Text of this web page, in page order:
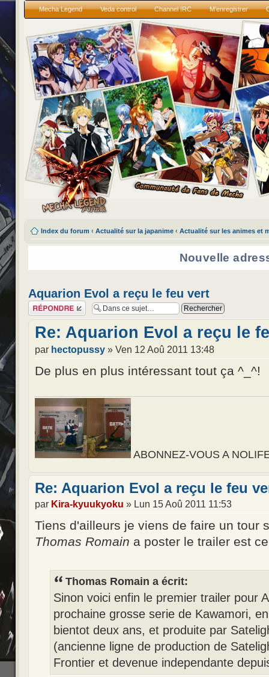
Mecha Legend Veda control Channel IRC M’enregistrer
Index du forum ‹ Actualité sur la japanime ‹ Actualité sur les animes et
Nouvelle
Aquarion Evol a reçu le feu vert
Répondre
Re: Aquarion Evol a reçu le
par hectopussy » Ven 12 Aoû 2011 13:48
De plus en plus intéressant tout ça ^_^!
ABONNEZ-VOUS A
Re: Aquarion Evol a reçu le feu
par Kira-kyuukyoku » Lun 15 Aoû 2011 11:53
Tiens d'ailleurs je viens de faire un tour
Thomas Romain a poster le trailer est
Thomas Romain a écrit:
Sinon voici enfin le premier trailer pour
prochaine grosse serie de Kawamori,
bientot deux ans, et produite par
(ancienne ligne de production de
Frontier et devenue independante